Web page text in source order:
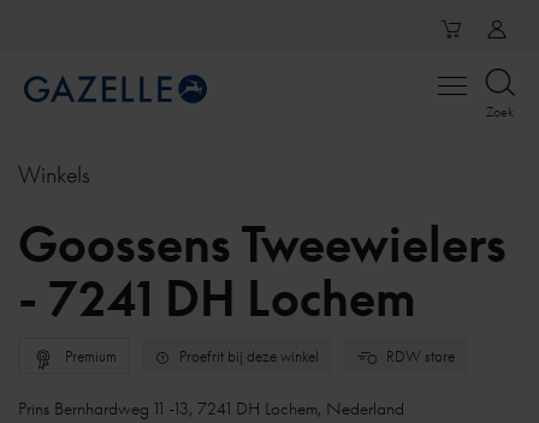
Open
Zoek
Winkels
Goossens Tweewielers
- 7241 DH Lochem
Premium Proefrit bij deze winkel RDW store
Prins Bernhardweg 11 -13, 7241 DH Lochem, Nederland